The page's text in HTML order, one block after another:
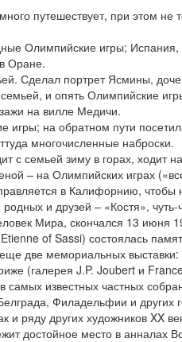
путешествует, при этом не
Олимпийские игры;
Оране.
Сделал портрет Ясмины,
и опять Олимпийские
на вилле Медичи.
игры; на обратном пути
многочисленные наброски.
с семьей зиму в горах, ходит
– на Олимпийских играх
в Калифорнию, чтобы
и друзей – «Костя»,
Мира, скончался 13 июня
of Sassi) состоялась
две мемориальных
(галерея J.P. Joubert и
самых известных частных
Филадельфии и других
и ряду других художников XX
достойное место в анналах